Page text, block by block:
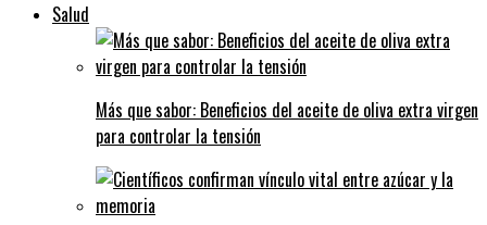
Salud
Más que sabor: Beneficios del aceite de oliva extra virgen
para controlar la tensión